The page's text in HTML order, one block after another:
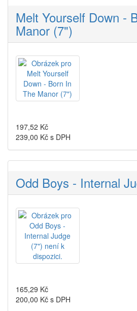
Melt Yourself Down -
Manor (7")
197,52 Kč
239,00 Kč s DPH
Odd Boys - Internal
165,29 Kč
200,00 Kč s DPH